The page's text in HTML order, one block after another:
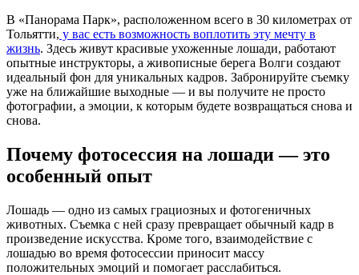
В «Панорама Парк», расположенном всего в 30 километрах от
Тольятти, у вас есть возможность воплотить эту мечту в
жизнь. Здесь живут красивые ухоженные лошади, работают
опытные инструкторы, а живописные берега Волги создают
идеальный фон для уникальных кадров. Забронируйте съемку
уже на ближайшие выходные — и вы получите не просто
фотографии, а эмоции, к которым будете возвращаться снова и
снова.
Почему фотосессия на лошади — это
особенный опыт
Лошадь — одно из самых грациозных и фотогеничных
животных. Съемка с ней сразу превращает обычный кадр в
произведение искусства. Кроме того, взаимодействие с
лошадью во время фотосессии приносит массу
положительных эмоций и помогает расслабиться.